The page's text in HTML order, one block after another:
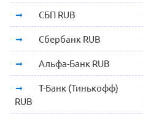
СБП RUB
Сбербанк RUB
Альфа-Банк RUB
Т-Банк (Тинькофф)
RUB